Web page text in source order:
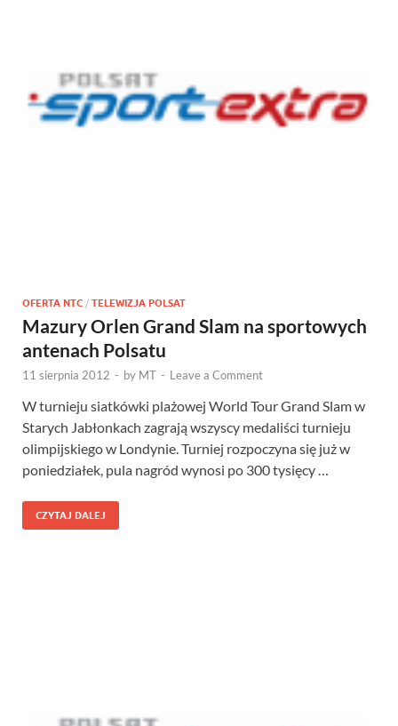
OFERTA NTC / TELEWIZJA POLSAT
Mazury Orlen Grand Slam na sportowych
antenach Polsatu
11 sierpnia 2012 - by MT - Leave a Comment
W turnieju siatkówki plażowej World Tour Grand Slam w
Starych Jabłonkach zagrają wszyscy medaliści turnieju
olimpijskiego w Londynie. Turniej rozpoczyna się już w
poniedziałek, pula nagród wynosi po 300 tysięcy …
CZYTAJ DALEJ